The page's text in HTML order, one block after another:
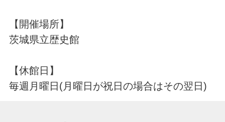
【開催場所】
茨城県立歴史館
【休館日】
毎週月曜日(月曜日が祝日の場合はその翌日)